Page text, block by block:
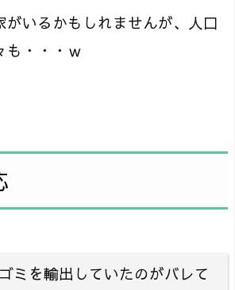
がいるかもしれませんが、人口
も・・・ｗ
ミを輸出していたのがバレて